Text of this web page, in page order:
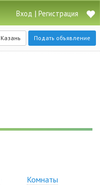
Вход | Регистрация
Казань Подать объявление
Комнаты